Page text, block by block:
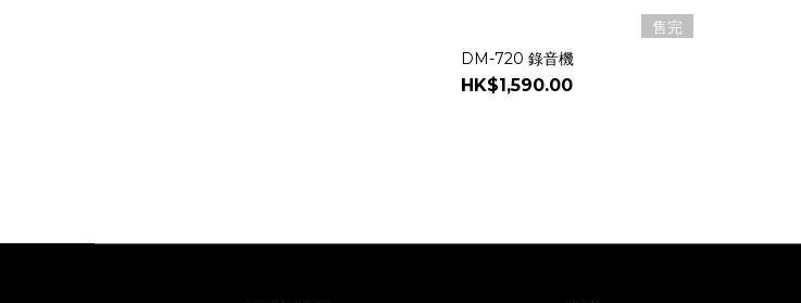
售完
DM-720 錄音機
HK$1,590.00